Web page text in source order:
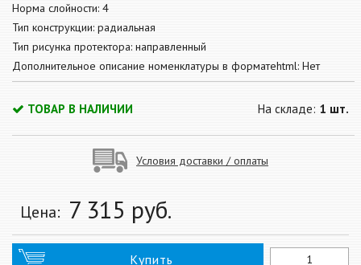
Норма слойности: 4
Тип конструкции: радиальная
Тип рисунка протектора: направленный
Дополнительное описание номенклатуры в форматеhtml: Нет
ТОВАР В НАЛИЧИИ На складе: 1 шт.
Условия доставки / оплаты
Цена: 7 315 руб.
Купить